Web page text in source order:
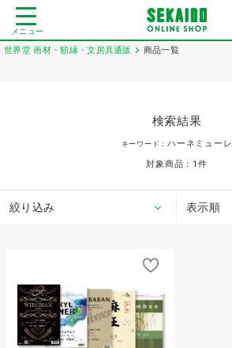
メニュー
世界堂 画材・額縁・文房具通販 商品一覧
検索結果
キーワード：ハーネミューレ
対象商品： 1 件
絞り込み 表示順